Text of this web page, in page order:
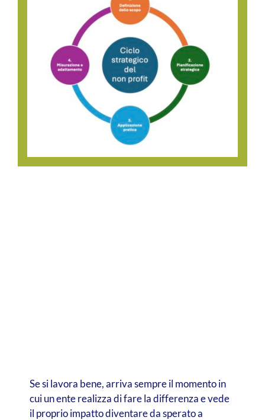
Se si lavora bene, arriva sempre il momento in
cui un ente realizza di fare la differenza e vede
il proprio impatto diventare da sperato a